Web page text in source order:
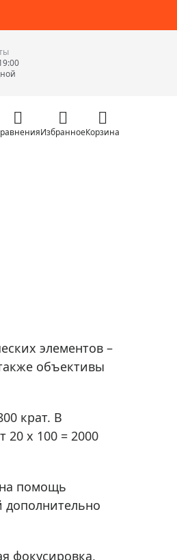
инструменты
и угломеры
влажности)
окружающей
воды
ИзбранноеКорзина
элементов –
объективы
крат. В
20 x 100 = 2000
помощь
фокусировка,